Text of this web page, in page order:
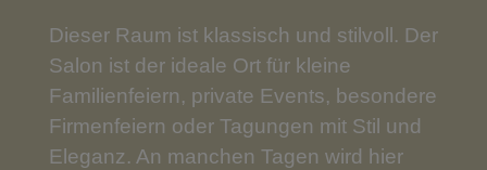
Dieser Raum ist klassisch und stilvoll. Der
Salon ist der ideale Ort für kleine
Familienfeiern, private Events, besondere
Firmenfeiern oder Tagungen mit Stil und
Eleganz. An manchen Tagen wird hier